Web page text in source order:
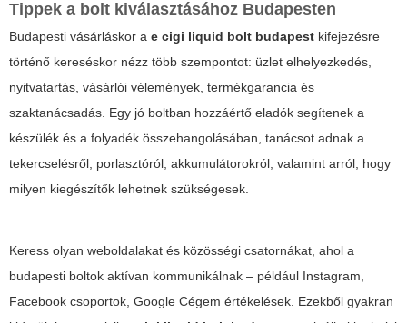
Tippek a bolt kiválasztásához Budapesten
Budapesti vásárláskor a e cigi liquid bolt budapest kifejezésre
történő kereséskor nézz több szempontot: üzlet elhelyezkedés,
nyitvatartás, vásárlói vélemények, termékgarancia és
szaktanácsadás. Egy jó boltban hozzáértő eladók segítenek a
készülék és a folyadék összehangolásában, tanácsot adnak a
tekercselésről, porlasztóról, akkumulátorokról, valamint arról, hogy
milyen kiegészítők lehetnek szükségesek.
Keress olyan weboldalakat és közösségi csatornákat, ahol a
budapesti boltok aktívan kommunikálnak – például Instagram,
Facebook csoportok, Google Cégem értékelések. Ezekből gyakran